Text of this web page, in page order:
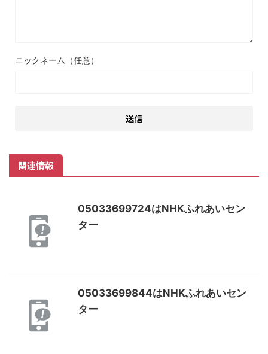
ニックネーム（任意）
関連情報
05033699724はNHKふれあいセン
ター
05033699844はNHKふれあいセン
ター